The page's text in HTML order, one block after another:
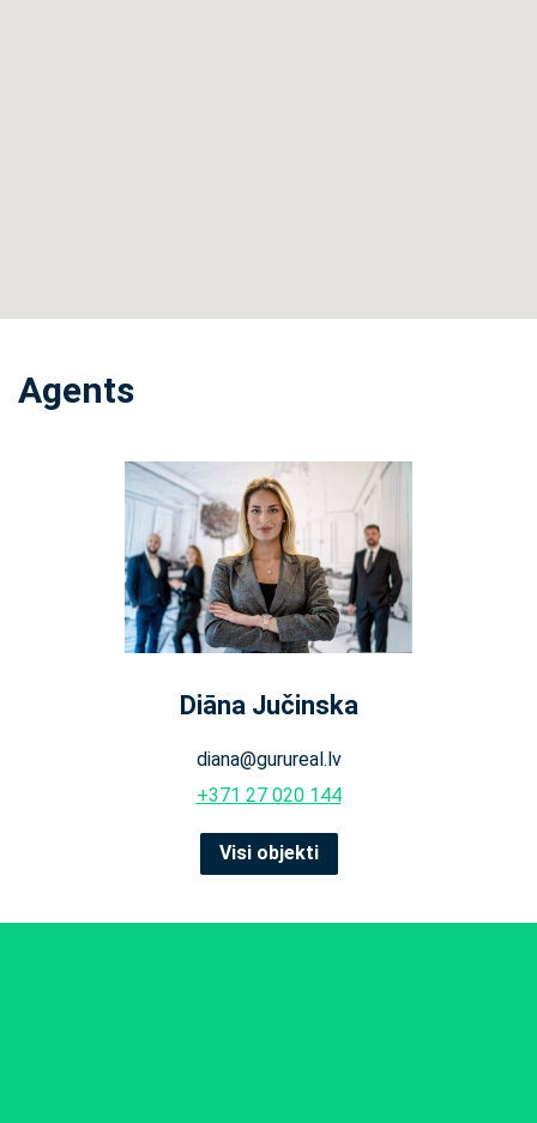
Agents
Diāna Jučinska
diana@gurureal.lv
+371 27 020 144
Visi objekti